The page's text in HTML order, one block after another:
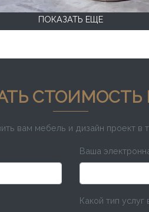
ПОКАЗАТЬ ЕЩЕ
СТОИМОСТЬ
вам мебель и дизайн проект в
Ваша
Какой тип услуг